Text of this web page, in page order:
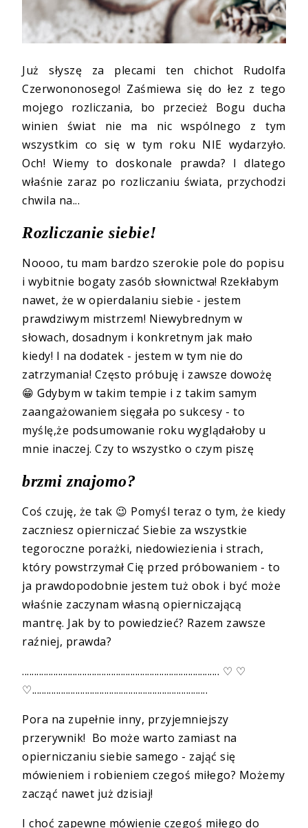
Już słyszę za plecami ten chichot Rudolfa
Czerwononosego! Zaśmiewa się do łez z tego
mojego rozliczania, bo przecież Bogu ducha
winien świat nie ma nic wspólnego z tym
wszystkim co się w tym roku NIE wydarzyło.
Och! Wiemy to doskonale prawda? I dlatego
właśnie zaraz po rozliczaniu świata, przychodzi
chwila na...
Rozliczanie siebie!
Noooo, tu mam bardzo szerokie pole do popisu
i wybitnie bogaty zasób słownictwa! Rzekłabym
nawet, że w opierdalaniu siebie - jestem
prawdziwym mistrzem! Niewybrednym w
słowach, dosadnym i konkretnym jak mało
kiedy! I na dodatek - jestem w tym nie do
zatrzymania! Często próbuję i zawsze dowożę
😁 Gdybym w takim tempie i z takim samym
zaangażowaniem sięgała po sukcesy - to
myślę,że podsumowanie roku wyglądałoby u
mnie inaczej. Czy to wszystko o czym piszę
brzmi znajomo?
Coś czuję, że tak 😉 Pomyśl teraz o tym, że kiedy
zaczniesz opierniczać Siebie za wszystkie
tegoroczne porażki, niedowiezienia i strach,
który powstrzymał Cię przed próbowaniem - to
ja prawdopodobnie jestem tuż obok i być może
właśnie zaczynam własną opierniczającą
mantrę. Jak by to powiedzieć? Razem zawsze
raźniej, prawda?
.................................................................................. ♡ ♡
♡.........................................................................
Pora na zupełnie inny, przyjemniejszy
przerywnik! Bo może warto zamiast na
opierniczaniu siebie samego - zająć się
mówieniem i robieniem czegoś miłego? Możemy
zacząć nawet już dzisiaj!
I choć zapewne mówienie czegoś miłego do